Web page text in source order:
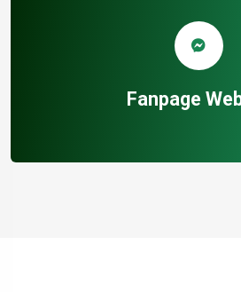
Fanpage